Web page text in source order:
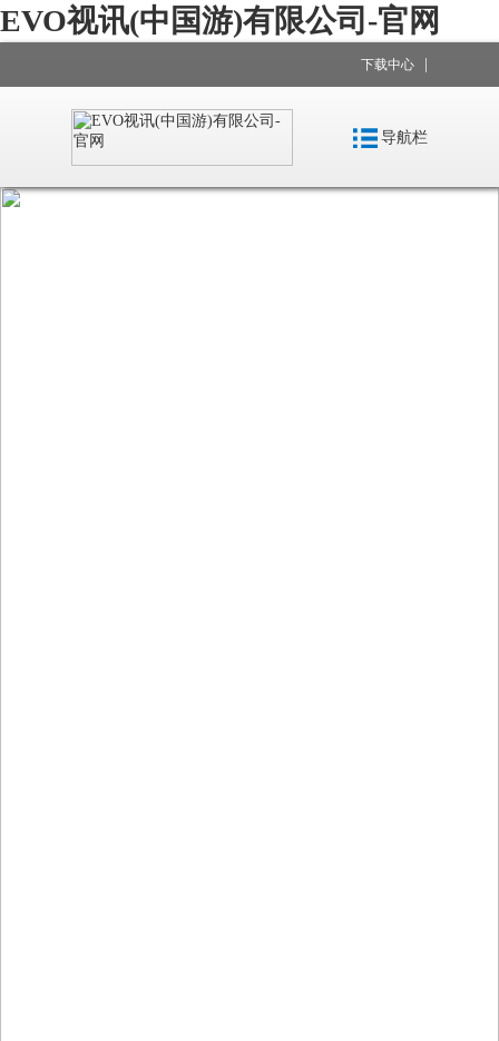
EVO视讯(中国游)有限公司-官网
下载中心
导航栏